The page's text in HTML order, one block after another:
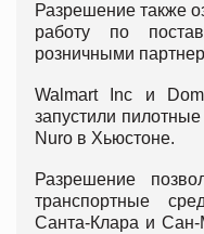
Разрешение также
работу по
розничными
Walmart Inc и
запустили
Nuro в Хьюстоне.
Разрешение
транспортные
Санта-Клара и